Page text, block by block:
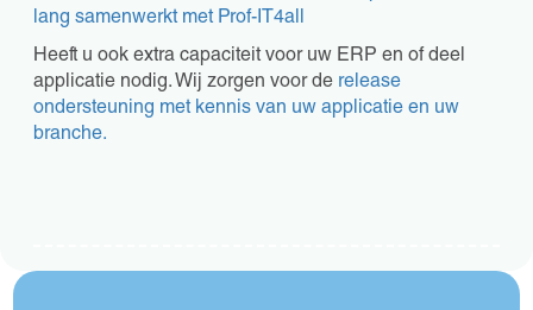
lang samenwerkt met Prof-IT4all
Heeft u ook extra capaciteit voor uw ERP en of deel
applicatie nodig. Wij zorgen voor de release
ondersteuning met kennis van uw applicatie en uw
branche.